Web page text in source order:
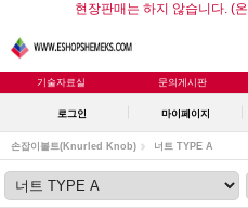
현장판매는 하지 않습니다. (
기술자료실 문의게시판
로그인 마이페이지
손잡이볼트(Knurled Knob) 너트 TYPE A